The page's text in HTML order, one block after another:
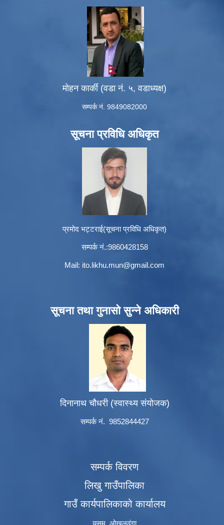
मोहन कार्की (वडा नं. ५, वडाध्यक्ष)
सम्पर्क नं. 9849082000
सूचना प्रविधि अधिकृत
प्रमोद भट्टराई(सूचना प्रविधि अधिकृत)
सम्पर्क नं.:9860428158
Mail: ito.likhu.mun@gmail.com
सूचना तथा गुनासो सुन्ने अधिकारी
दिनानाथ चौधरी (स्वास्थ्य संयोजक)
सम्पर्क नं. 9852844427
सम्पर्क विवरण
लिखु गाउँपालिका
गाउँ कार्यपालिकाको कार्यालय